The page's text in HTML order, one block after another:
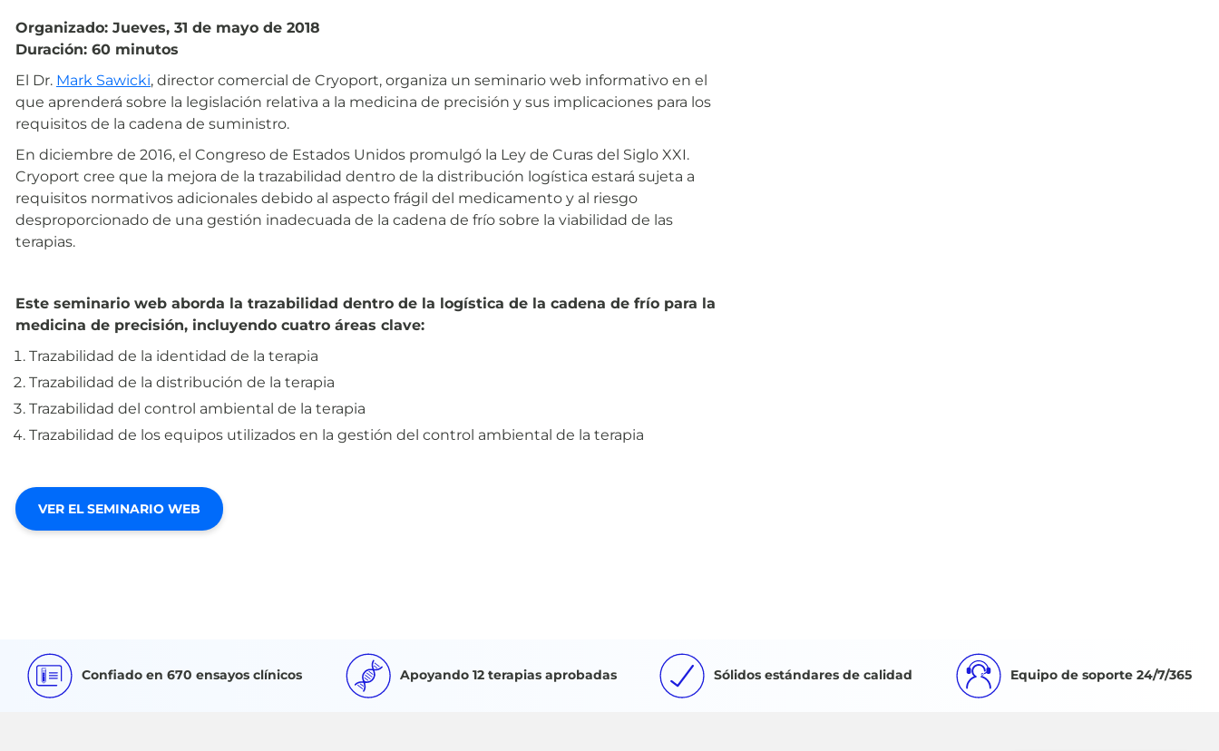
Organizado: Jueves, 31 de mayo de 2018
Duración: 60 minutos
El Dr. Mark Sawicki, director comercial de Cryoport, organiza un seminario web informativo en el
que aprenderá sobre la legislación relativa a la medicina de precisión y sus implicaciones para los
requisitos de la cadena de suministro.
En diciembre de 2016, el Congreso de Estados Unidos promulgó la Ley de Curas del Siglo XXI.
Cryoport cree que la mejora de la trazabilidad dentro de la distribución logística estará sujeta a
requisitos normativos adicionales debido al aspecto frágil del medicamento y al riesgo
desproporcionado de una gestión inadecuada de la cadena de frío sobre la viabilidad de las
terapias.
Este seminario web aborda la trazabilidad dentro de la logística de la cadena de frío para la
medicina de precisión, incluyendo cuatro áreas clave:
Trazabilidad de la identidad de la terapia
Trazabilidad de la distribución de la terapia
Trazabilidad del control ambiental de la terapia
Trazabilidad de los equipos utilizados en la gestión del control ambiental de la terapia
VER EL SEMINARIO WEB
Confiado en 670 ensayos clínicos Apoyando 12 terapias aprobadas Sólidos estándares de calidad Equipo de soporte 24/7/365